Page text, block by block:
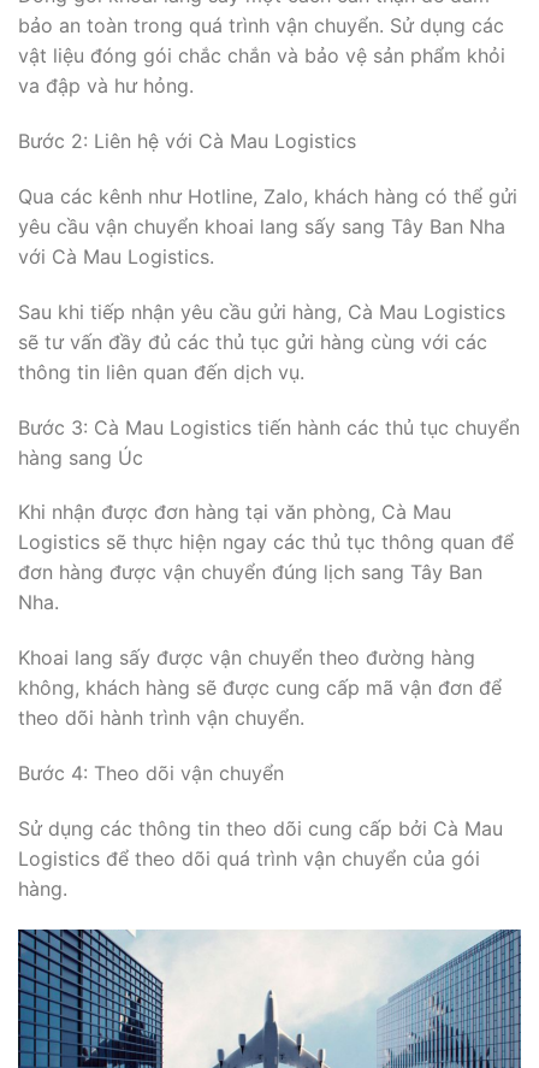
bảo an toàn trong quá trình vận chuyển. Sử dụng các
vật liệu đóng gói chắc chắn và bảo vệ sản phẩm khỏi
va đập và hư hỏng.
Bước 2: Liên hệ với Cà Mau Logistics
Qua các kênh như Hotline, Zalo, khách hàng có thể gửi
yêu cầu vận chuyển khoai lang sấy sang Tây Ban Nha
với Cà Mau Logistics.
Sau khi tiếp nhận yêu cầu gửi hàng, Cà Mau Logistics
sẽ tư vấn đầy đủ các thủ tục gửi hàng cùng với các
thông tin liên quan đến dịch vụ.
Bước 3: Cà Mau Logistics tiến hành các thủ tục chuyển
hàng sang Úc
Khi nhận được đơn hàng tại văn phòng, Cà Mau
Logistics sẽ thực hiện ngay các thủ tục thông quan để
đơn hàng được vận chuyển đúng lịch sang Tây Ban
Nha.
Khoai lang sấy được vận chuyển theo đường hàng
không, khách hàng sẽ được cung cấp mã vận đơn để
theo dõi hành trình vận chuyển.
Bước 4: Theo dõi vận chuyển
Sử dụng các thông tin theo dõi cung cấp bởi Cà Mau
Logistics để theo dõi quá trình vận chuyển của gói
hàng.